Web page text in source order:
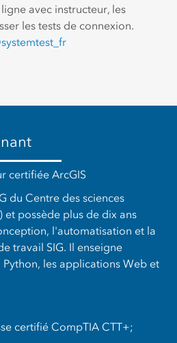
avec instructeur, les
les tests de connexion.
certifiée ArcGIS
du Centre des sciences
et possède plus de dix ans
l'automatisation et la
travail SIG. Il enseigne
Python, les applications Web et
certifié CompTIA CTT+;